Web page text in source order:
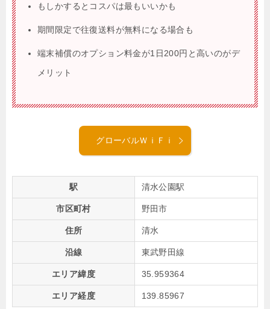
もしかするとコスパは最もいいかも
期間限定で往復送料が無料になる場合も
端末補償のオプション料金が1日200円と高いのがデ
メリット
グローバルＷｉＦｉ
駅 清水公園駅
市区町村 野田市
住所 清水
沿線 東武野田線
エリア緯度 35.959364
エリア経度 139.85967